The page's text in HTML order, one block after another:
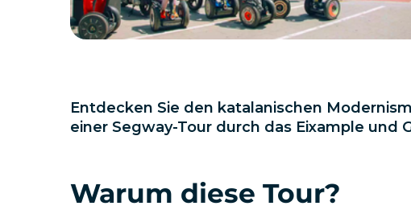
Entdecken Sie den katalanischen
einer Segway-Tour durch das Eixample und
Warum diese Tour?